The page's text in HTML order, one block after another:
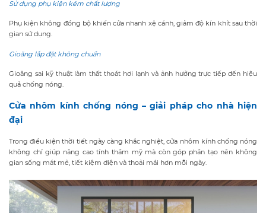
Sử dụng phụ kiện kém chất lượng
Phụ kiện không đồng bộ khiến cửa nhanh xệ cánh, giảm độ kín khít sau thời
gian sử dụng.
Gioăng lắp đặt không chuẩn
Gioăng sai kỹ thuật làm thất thoát hơi lạnh và ảnh hưởng trực tiếp đến hiệu
quả chống nóng.
Cửa nhôm kính chống nóng – giải pháp cho nhà hiện
đại
Trong điều kiện thời tiết ngày càng khắc nghiệt, cửa nhôm kính chống nóng
không chỉ giúp nâng cao tính thẩm mỹ mà còn góp phần tạo nên không
gian sống mát mẻ, tiết kiệm điện và thoải mái hơn mỗi ngày.